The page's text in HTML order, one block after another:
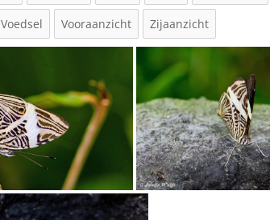
Voedsel Vooraanzicht Zijaanzicht